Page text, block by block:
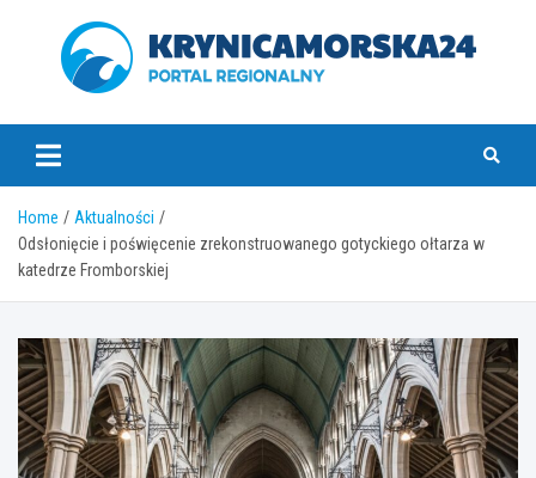
krynicamorska24.pl
Home
Aktualności
Odsłonięcie i poświęcenie zrekonstruowanego gotyckiego ołtarza w
katedrze Fromborskiej